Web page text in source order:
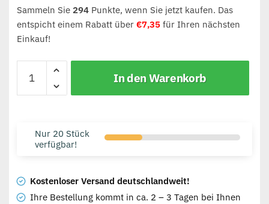
Sammeln Sie 294Punkte, wenn Sie jetzt kaufen. Das
entspicht einem Rabatt über €7,35für Ihren nächsten
Einkauf!
In den Warenkorb
Nur 20 Stück
verfügbar!
Kostenloser Versand deutschlandweit!
Ihre Bestellung kommt in ca. 2 – 3 Tagen bei Ihnen